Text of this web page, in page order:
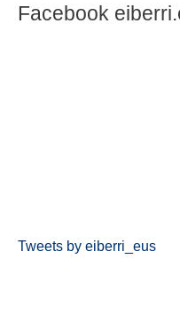
Facebook
Tweets by eiberri_eus